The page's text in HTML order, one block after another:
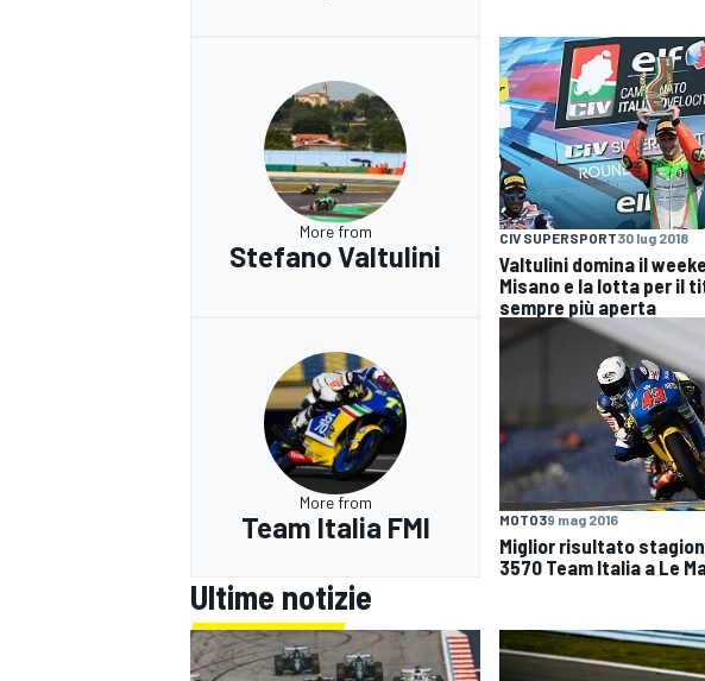
More from
Stefano Valtulini
CIV SUPERSPORT30 lug 2018
Valtulini domina il
Misano e la lotta per il
sempre più aperta
More from
Team Italia FMI MOTO39 mag 2016
Miglior risultato
3570 Team Italia a Le
Ultime notizie